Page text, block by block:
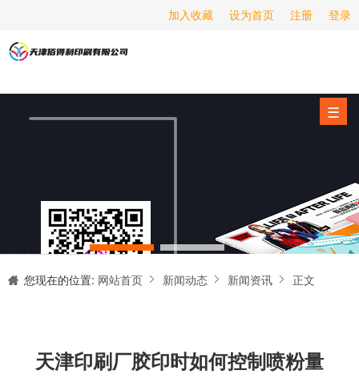
登录
注册
设为首页
加入收藏
☰
海报印刷
服务项目
新闻动态
关于我们
联系我们
您现在的位置: 网站首页 新闻动态 新闻资讯 正文
天津印刷厂胶印时如何控制喷粉量